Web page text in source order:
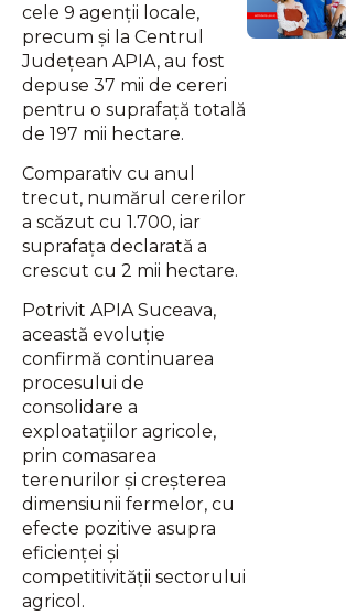
cele 9 agenţii locale,
precum şi la Centrul
Judeţean APIA, au fost
depuse 37 mii de cereri
pentru o suprafaţă totală
de 197 mii hectare.
Comparativ cu anul
trecut, numărul cererilor
a scăzut cu 1.700, iar
suprafaţa declarată a
crescut cu 2 mii hectare.
Potrivit APIA Suceava,
această evoluţie
confirmă continuarea
procesului de
consolidare a
exploataţiilor agricole,
prin comasarea
terenurilor şi creşterea
dimensiunii fermelor, cu
efecte pozitive asupra
eficienţei şi
competitivităţii sectorului
agricol.